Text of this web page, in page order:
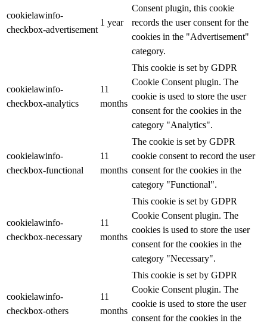
cookielawinfo-
checkbox-advertisement
1 year
Consent plugin, this cookie
records the user consent for the
cookies in the "Advertisement"
category.
cookielawinfo-
checkbox-analytics
11
months
This cookie is set by GDPR
Cookie Consent plugin. The
cookie is used to store the user
consent for the cookies in the
category "Analytics".
cookielawinfo-
checkbox-functional
11
months
The cookie is set by GDPR
cookie consent to record the user
consent for the cookies in the
category "Functional".
cookielawinfo-
checkbox-necessary
11
months
This cookie is set by GDPR
Cookie Consent plugin. The
cookies is used to store the user
consent for the cookies in the
category "Necessary".
cookielawinfo-
checkbox-others
11
months
This cookie is set by GDPR
Cookie Consent plugin. The
cookie is used to store the user
consent for the cookies in the